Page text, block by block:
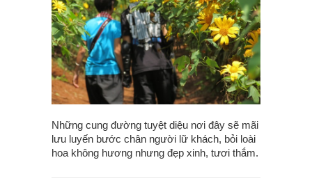
Những cung đường tuyệt diệu nơi đây sẽ mãi
lưu luyến bước chân người lữ khách, bỏi loài
hoa không hương nhưng đẹp xinh, tươi thắm.